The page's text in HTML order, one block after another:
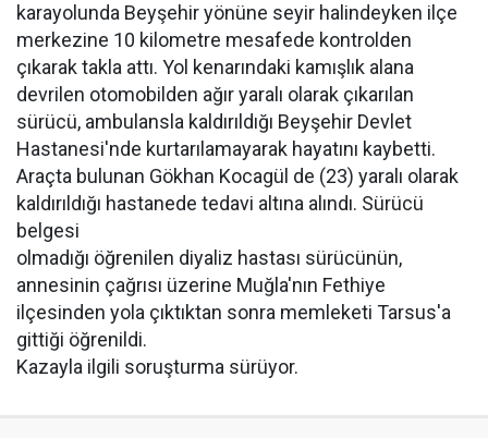
karayolunda Beyşehir yönüne seyir halindeyken ilçe
merkezine 10 kilometre mesafede kontrolden
çıkarak takla attı. Yol kenarındaki kamışlık alana
devrilen otomobilden ağır yaralı olarak çıkarılan
sürücü, ambulansla kaldırıldığı Beyşehir Devlet
Hastanesi'nde kurtarılamayarak hayatını kaybetti.
Araçta bulunan Gökhan Kocagül de (23) yaralı olarak
kaldırıldığı hastanede tedavi altına alındı. Sürücü
belgesi
olmadığı öğrenilen diyaliz hastası sürücünün,
annesinin çağrısı üzerine Muğla'nın Fethiye
ilçesinden yola çıktıktan sonra memleketi Tarsus'a
gittiği öğrenildi.
Kazayla ilgili soruşturma sürüyor.